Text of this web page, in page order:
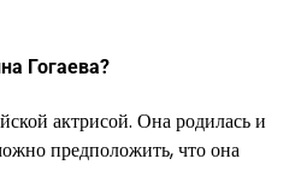
Гогаева?
актрисой. Она родилась и
предположить, что она